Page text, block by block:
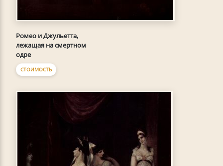
Ромео и Джульетта,
лежащая на смертном
одре
СТОИМОСТЬ